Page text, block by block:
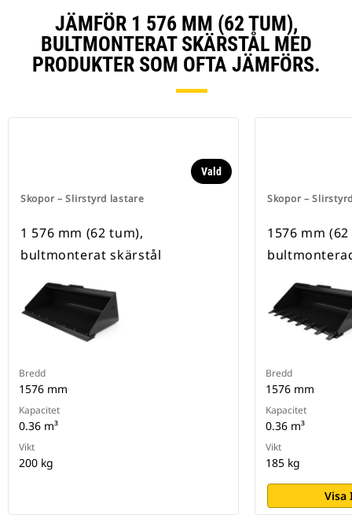
JÄMFÖR 1 576 MM (62 TUM),
BULTMONTERAT SKÄRSTÅL MED
PRODUKTER SOM OFTA JÄMFÖRS.
Skopor – Slirstyrd lastare
Vald
1 576 mm (62 tum),
bultmonterat skärstål
Bredd
1576 mm
Kapacitet
0.36 m³
Vikt
200 kg
Skopor –
1576 mm
Bredd
1576 mm
Kapacitet
0.36 m³
Vikt
185 kg
Visa